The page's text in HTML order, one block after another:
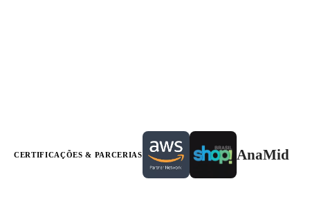
CERTIFICAÇÕES & PARCERIAS AnaMid